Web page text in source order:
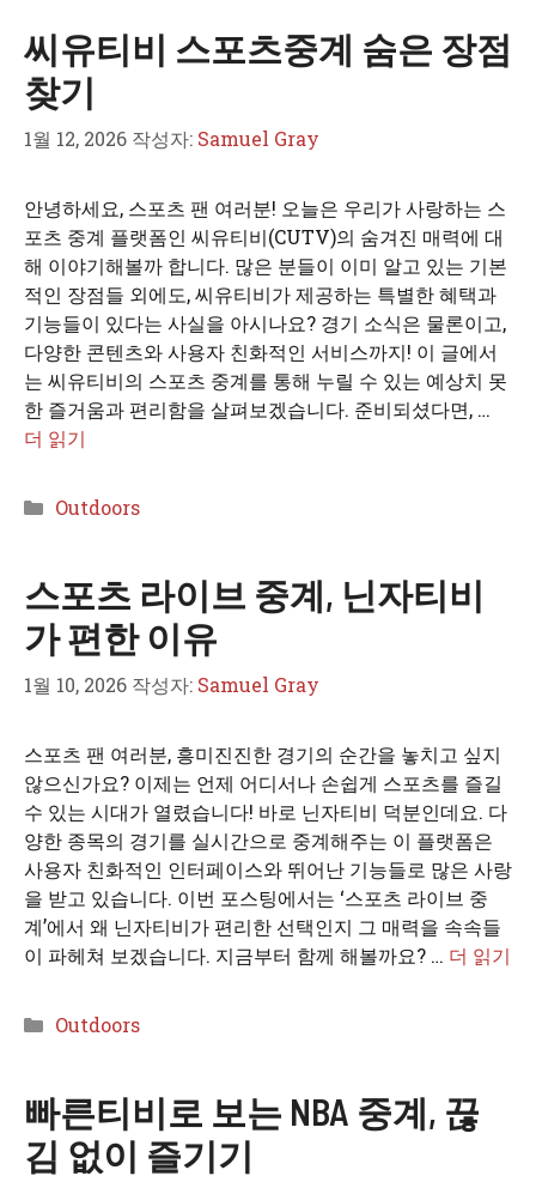
리
씨유티비 스포츠중계 숨은 장점
찾기
1월 12, 2026 작성자: Samuel Gray
안녕하세요, 스포츠 팬 여러분! 오늘은 우리가 사랑하는 스
포츠 중계 플랫폼인 씨유티비(CUTV)의 숨겨진 매력에 대
해 이야기해볼까 합니다. 많은 분들이 이미 알고 있는 기본
적인 장점들 외에도, 씨유티비가 제공하는 특별한 혜택과
기능들이 있다는 사실을 아시나요? 경기 소식은 물론이고,
다양한 콘텐츠와 사용자 친화적인 서비스까지! 이 글에서
는 씨유티비의 스포츠 중계를 통해 누릴 수 있는 예상치 못
한 즐거움과 편리함을 살펴보겠습니다. 준비되셨다면, …
더 읽기
카
리
Outdoors
스포츠 라이브 중계, 닌자티비
가 편한 이유
1월 10, 2026 작성자: Samuel Gray
스포츠 팬 여러분, 흥미진진한 경기의 순간을 놓치고 싶지
않으신가요? 이제는 언제 어디서나 손쉽게 스포츠를 즐길
수 있는 시대가 열렸습니다! 바로 닌자티비 덕분인데요. 다
양한 종목의 경기를 실시간으로 중계해주는 이 플랫폼은
사용자 친화적인 인터페이스와 뛰어난 기능들로 많은 사랑
을 받고 있습니다. 이번 포스팅에서는 ‘스포츠 라이브 중
계’에서 왜 닌자티비가 편리한 선택인지 그 매력을 속속들
이 파헤쳐 보겠습니다. 지금부터 함께 해볼까요? … 더 읽기
카
리
Outdoors
빠른티비로 보는 NBA 중계, 끊
김 없이 즐기기